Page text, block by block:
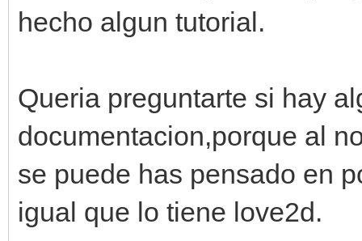
hecho algun tutorial.
Queria preguntarte si hay
documentacion,porque al
se puede has pensado en
igual que lo tiene love2d.